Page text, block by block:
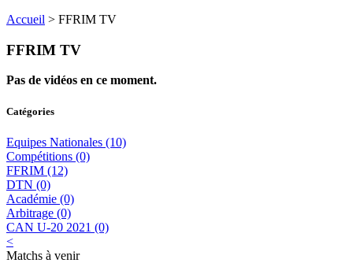
Accueil > FFRIM TV
FFRIM TV
Pas de vidéos en ce moment.
Catégories
Equipes Nationales (10)
Compétitions (0)
FFRIM (12)
DTN (0)
Académie (0)
Arbitrage (0)
CAN U-20 2021 (0)
<
Matchs à venir